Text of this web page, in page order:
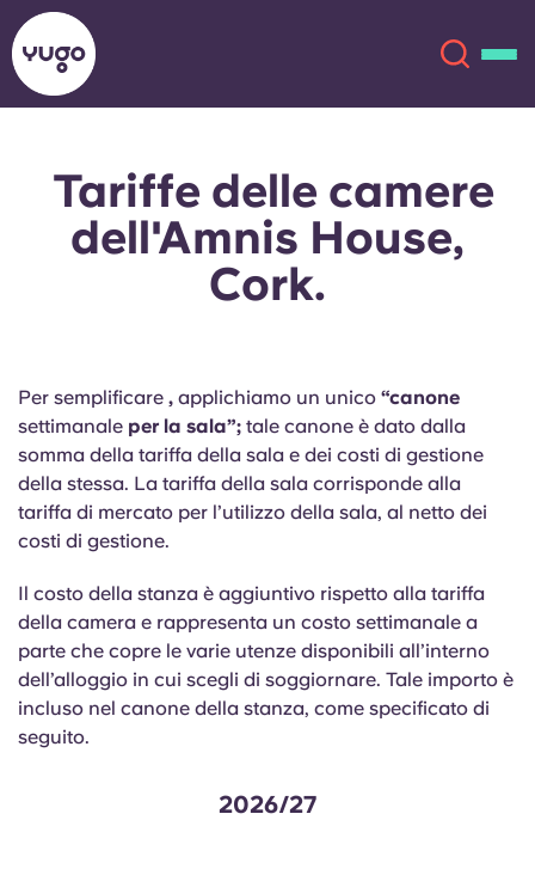
Chi siamo
Sedi
Account Lingua
English (US)
Chinese
Català
Seleziona un paese
Seleziona una città
Seleziona una residenza
Accedi
English (GB)
English (US)
Italian French
Portuguese
Tariffe delle camere
dell'Amnis House,
Cork.
Per semplificare , applichiamo un unico “canone
settimanale per la sala”; tale canone è dato dalla
somma della tariffa della sala e dei costi di gestione
della stessa. La tariffa della sala corrisponde alla
tariffa di mercato per l’utilizzo della sala, al netto dei
costi di gestione.
Il costo della stanza è aggiuntivo rispetto alla tariffa
della camera e rappresenta un costo settimanale a
parte che copre le varie utenze disponibili all’interno
dell’alloggio in cui scegli di soggiornare. Tale importo è
incluso nel canone della stanza, come specificato di
seguito.
2026/27